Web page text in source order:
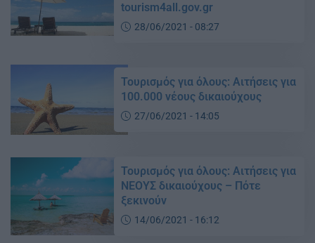
tourism4all.gov.gr
28/06/2021 - 08:27
Τουρισμός για όλους: Αιτήσεις για
100.000 νέους δικαιούχους
27/06/2021 - 14:05
Τουρισμός για όλους: Αιτήσεις για
ΝΕΟΥΣ δικαιούχους – Πότε
ξεκινούν
14/06/2021 - 16:12